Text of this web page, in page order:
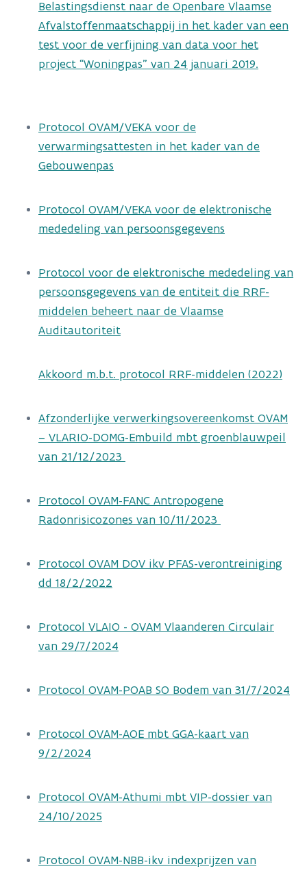
Belastingsdienst naar de Openbare Vlaamse
Afvalstoffenmaatschappij in het kader van een
test voor de verfijning van data voor het
project “Woningpas” van 24 januari 2019.
Protocol OVAM/VEKA voor de
verwarmingsattesten in het kader van de
Gebouwenpas
Protocol OVAM/VEKA voor de elektronische
mededeling van persoonsgegevens
Protocol voor de elektronische mededeling van
persoonsgegevens van de entiteit die RRF-
middelen beheert naar de Vlaamse
Auditautoriteit
Akkoord m.b.t. protocol RRF-middelen (2022)
Afzonderlijke verwerkingsovereenkomst OVAM
– VLARIO-DOMG-Embuild mbt groenblauwpeil
van 21/12/2023
Protocol OVAM-FANC Antropogene
Radonrisicozones van 10/11/2023
Protocol OVAM DOV ikv PFAS-verontreiniging
dd 18/2/2022
Protocol VLAIO - OVAM Vlaanderen Circulair
van 29/7/2024
Protocol OVAM-POAB SO Bodem van 31/7/2024
Protocol OVAM-AOE mbt GGA-kaart van
9/2/2024
Protocol OVAM-Athumi mbt VIP-dossier van
24/10/2025
Protocol OVAM-NBB-ikv indexprijzen van